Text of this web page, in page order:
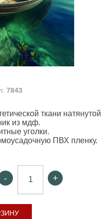
7843
ткани натянутой
из мдф.
уголки.
ПВХ пленку.
- +